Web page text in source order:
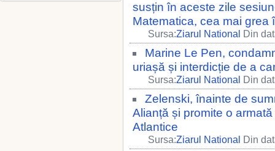
susțin în aceste zile
Matematica, cea mai grea
Sursa:Ziarul National Din
Marine Le Pen,
uriașă și interdicție de a
Sursa:Ziarul National Din
Zelenski, înainte de
Alianță și promite o
Atlantice
Sursa:Ziarul National Din